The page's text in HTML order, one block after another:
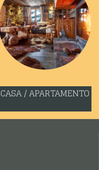
CASA / APARTAMENTO